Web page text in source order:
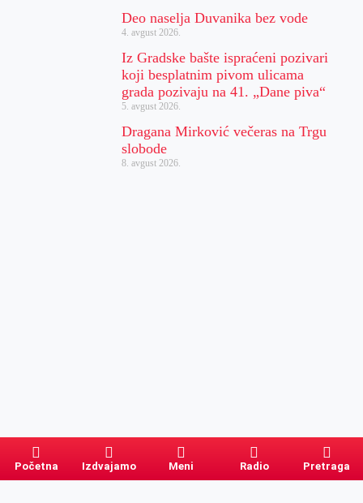
Deo naselja Duvanika bez vode
4. avgust 2026.
Iz Gradske bašte ispraćeni pozivari
koji besplatnim pivom ulicama
grada pozivaju na 41. „Dane piva“
5. avgust 2026.
Dragana Mirković večeras na Trgu
slobode
8. avgust 2026.
Početna Izdvajamo Meni Radio Pretraga